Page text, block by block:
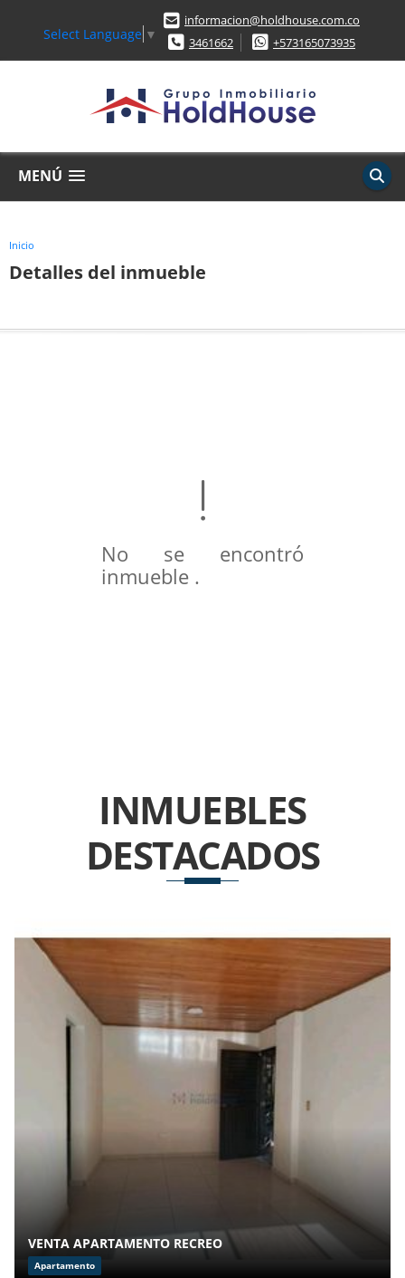
Select Language ▼
informacion@holdhouse.com.co
3461662
+573165073935
MENÚ
Inicio
Detalles del inmueble
No se encontró
inmueble .
INMUEBLES
DESTACADOS
VENTA APARTAMENTO RECREO
Apartamento